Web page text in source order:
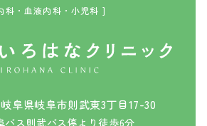
科・血液内科・小児科 ]
阜県岐阜市則武東3丁目17-30
バス則武バス停より徒歩6分